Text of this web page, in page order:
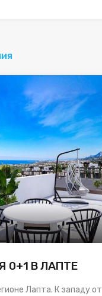
0+1 В ЛАПТЕ
Лапта. К западу от